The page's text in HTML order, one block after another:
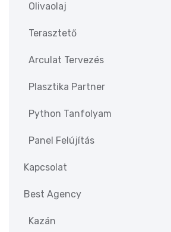
Olivaolaj
Terasztető
Arculat Tervezés
Plasztika Partner
Python Tanfolyam
Panel Felújítás
Kapcsolat
Best Agency
Kazán